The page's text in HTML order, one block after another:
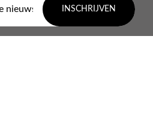
INSCHRIJVEN